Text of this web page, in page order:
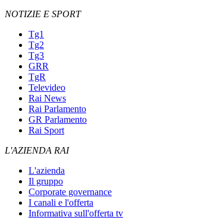
NOTIZIE E SPORT
Tg1
Tg2
Tg3
GRR
TgR
Televideo
Rai News
Rai Parlamento
GR Parlamento
Rai Sport
L'AZIENDA RAI
L'azienda
Il gruppo
Corporate governance
I canali e l'offerta
Informativa sull'offerta tv